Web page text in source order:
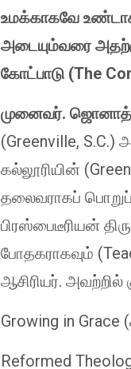
உமக்காகவே
அடையும்வரை
கோட்பாடு (The
முனைவர்.
(Greenville,
கல்லூரியின்
தலைவராகப்
பிரஸ்பைடீரியன்
போதகராகவும்
ஆசிரியர். அவற்றில்
Growing in Grace
Reformed